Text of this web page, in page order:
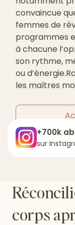
+700k
sur
convaincue
femmes de
programmes
à chacune
son rythme,
ou
les maîtres
corps